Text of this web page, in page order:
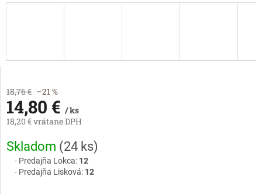
18,76 € –21 %
14,80 € / ks
18,20 € vrátane DPH
Jednotková
cena:
Skladom (24 ks)
Predajňa Lokca: 12
Predajňa Lisková: 12